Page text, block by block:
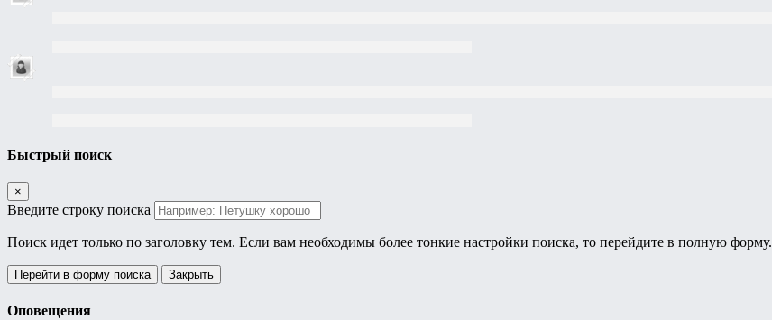
Быстрый поиск
×
Введите строку поиска
Поиск идет только по заголовку тем. Если вам необходимы более тонкие настройки поиска, то перейдите в полную форму.
Перейти в форму поиска Закрыть
Оповещения